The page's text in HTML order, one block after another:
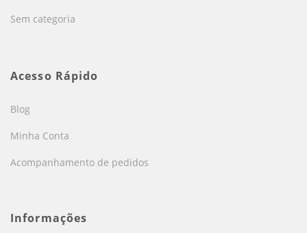
Sem categoria
Acesso Rápido
Blog
Minha Conta
Acompanhamento de pedidos
Informações